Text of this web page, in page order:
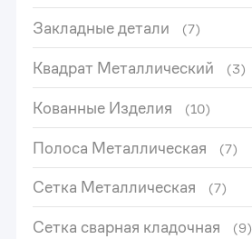
Закладные детали (7)
Квадрат Металлический (3)
Кованные Изделия (10)
Полоса Металлическая (7)
Сетка Металлическая (7)
Сетка сварная кладочная (9)